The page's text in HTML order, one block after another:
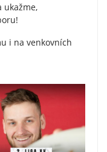
ukažme,
i na venkovních